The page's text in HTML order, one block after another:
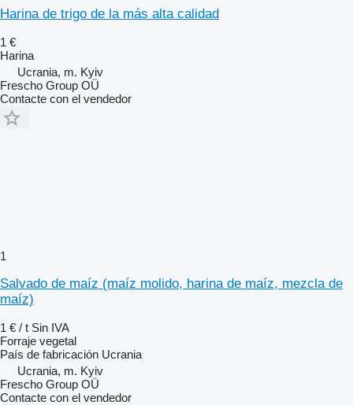
Harina de trigo de la más alta calidad
1 €
Harina
Ucrania, m. Kyiv
Frescho Group OÜ
Contacte con el vendedor
1
Salvado de maíz (maíz molido, harina de maíz, mezcla de
maíz)
1 € / t Sin IVA
Forraje vegetal
País de fabricación Ucrania
Ucrania, m. Kyiv
Frescho Group OÜ
Contacte con el vendedor